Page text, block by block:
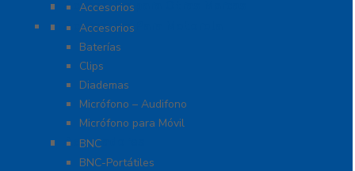
Accesorios para Otras Marcas
Accesorios
Accesorios Para Motorola
Accesorios
Baterías
Clips
Diademas
Micrófono – Audifono
Micrófono para Móvil
Adaptadores
BNC
BNC-Portátiles